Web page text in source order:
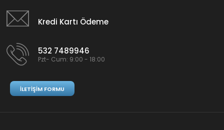
Kredi Kartı Ödeme
532 7489946
Pzt- Cum: 9:00 - 18:00
İLETIŞIM FORMU